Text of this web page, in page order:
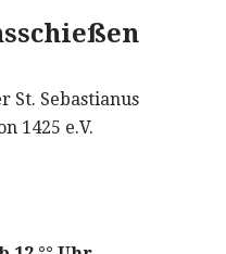
St. Sebastianus
1425 e.V.